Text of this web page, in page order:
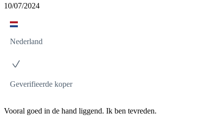
10/07/2024
Nederland
Geverifieerde koper
Vooral goed in de hand liggend. Ik ben tevreden.